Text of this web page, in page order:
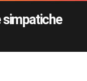
simpatiche